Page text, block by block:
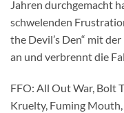
Jahren durchgemacht
schwelenden
the Devil’s Den“ mit
an und verbrennt die
FFO: All Out War, Bolt
Kruelty, Fuming